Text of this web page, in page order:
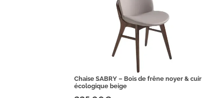
Chaise SABRY – Bois de frêne noyer & cuir
écologique beige